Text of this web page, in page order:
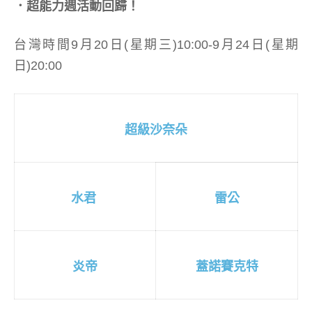
．超能力週活動回歸！
台灣時間9月20日(星期三)10:00-9月24日(星期
日)20:00
超級沙奈朵
水君 雷公
炎帝 蓋諾賽克特